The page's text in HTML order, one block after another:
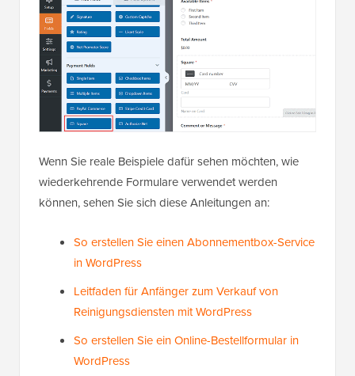
Wenn Sie reale Beispiele dafür sehen möchten, wie
wiederkehrende Formulare verwendet werden
können, sehen Sie sich diese Anleitungen an:
So erstellen Sie einen Abonnementbox-Service
in WordPress
Leitfaden für Anfänger zum Verkauf von
Reinigungsdiensten mit WordPress
So erstellen Sie ein Online-Bestellformular in
WordPress